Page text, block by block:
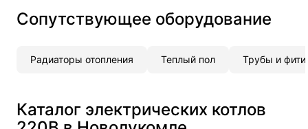
Сопутствующее оборудование
Радиаторы отопления Теплый пол Трубы и
Каталог электрических котлов